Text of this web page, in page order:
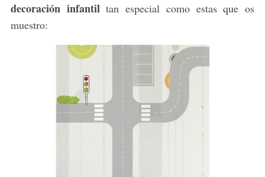
decoración infantiltan especial como estas que os
muestro: